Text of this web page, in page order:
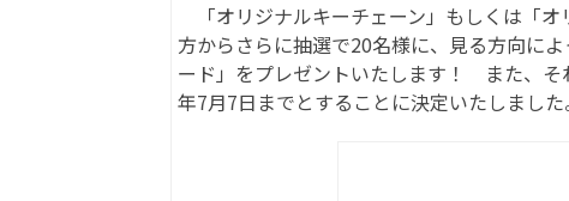
「オリジナルキーチェーン」もしくは「
方からさらに抽選で20名様に、見る方向に
ード」をプレゼントいたします！ また、そ
年7月7日までとすることに決定いたしました